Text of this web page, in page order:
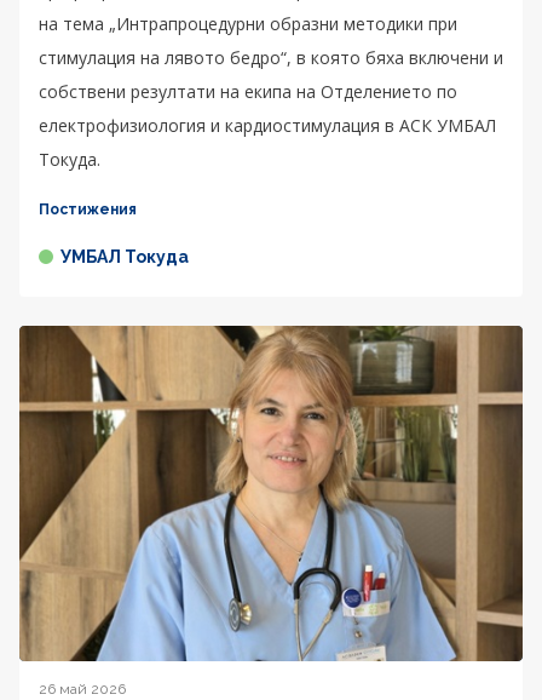
на тема „Интрапроцедурни образни методики при
стимулация на лявото бедро“, в която бяха включени и
собствени резултати на екипа на Отделението по
електрофизиология и кардиостимулация в АСК УМБАЛ
Токуда.
Постижения
УМБАЛ Токуда
26 май 2026